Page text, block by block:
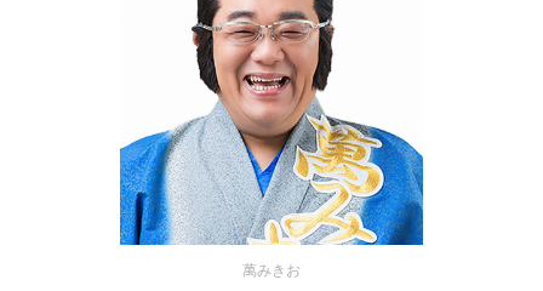
萬みきお